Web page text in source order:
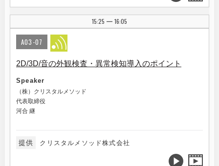
15:25 | 16:05
A03-07
2D/3D/音の外観検査・異常検知導入のポイント
Speaker
（株）クリスタルメソッド
代表取締役
河合 継
提供 クリスタルメソッド株式会社